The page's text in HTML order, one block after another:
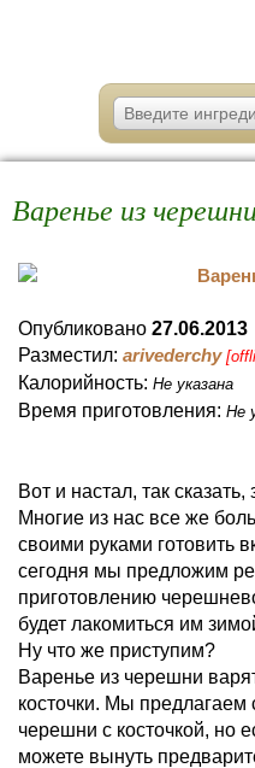
Варенье из черешни
Опубликовано 27.06.2013
Разместил: arivederchy
Калорийность: Не указана
Время приготовления: Не
Вот и настал, так
Многие из нас все же
своими руками готовить
сегодня мы предложим
приготовлению
будет лакомиться им
Ну что же приступим?
Варенье из черешни
косточки. Мы предлагаем
черешни с косточкой, но
можете вынуть